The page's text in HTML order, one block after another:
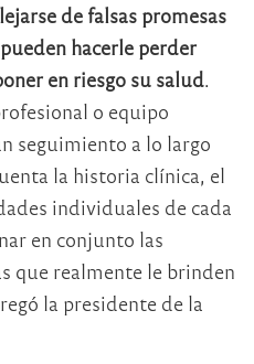
de falsas promesas
hacerle perder
en riesgo su salud.
o equipo
seguimiento a lo largo
la historia clínica, el
individuales de cada
en conjunto las
que realmente le brinden
la presidente de la